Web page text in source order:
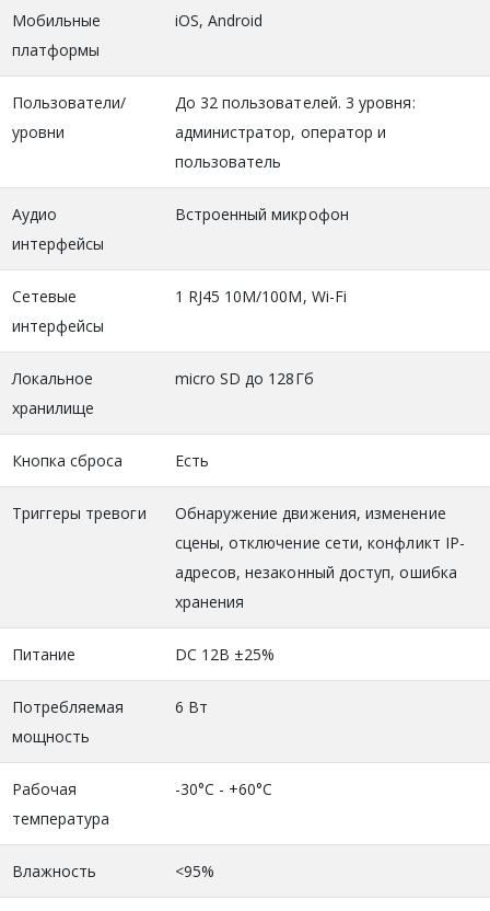
Мобильные
платформы
iOS, Android
Пользователи/
уровни
До 32 пользователей. 3 уровня:
администратор, оператор и
пользователь
Аудио
интерфейсы
Встроенный микрофон
Сетевые
интерфейсы
1 RJ45 10M/100M, Wi-Fi
Локальное
хранилище
micro SD до 128Гб
Кнопка сброса Есть
Триггеры тревоги
Обнаружение движения, изменение
сцены, отключение сети, конфликт IP-
адресов, незаконный доступ, ошибка
хранения
Питание DC 12В ±25%
Потребляемая
мощность
6 Вт
Рабочая
температура
-30°C - +60°C
Влажность <95%